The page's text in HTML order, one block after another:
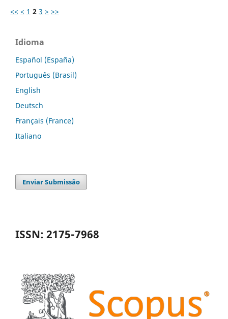
<< < 1 2 3 > >>
Idioma
Español (España)
Português (Brasil)
English
Deutsch
Français (France)
Italiano
Enviar Submissão
ISSN: 2175-7968